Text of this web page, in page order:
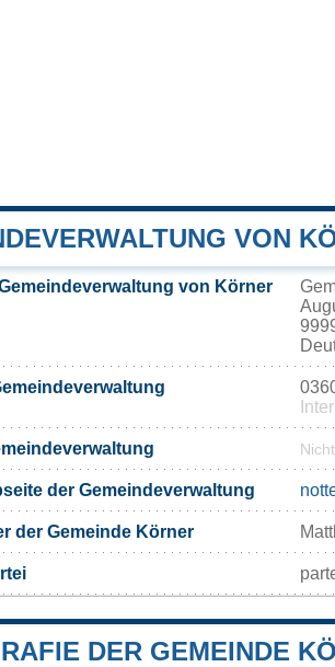
VON
von Körner
der Gemeindeverwaltung
der Gemeinde Körner
DER GEMEINDE